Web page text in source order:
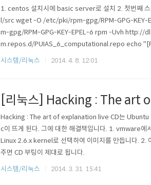
1. centos 설치시에 basic server로 설치 2. 첫번째
l/src wget -O /etc/pki/rpm-gpg/RPM-GPG-
m-gpg/RPM-GPG-KEY-EPEL-6 rpm -Uvh
m.repos.d/PUIAS_6_computational.repo echo
시스템/리눅스
2014. 4. 8. 12:01
[리눅스] Hacking : The art
Hacking : The art of explanation live CD는 Ubuntu
c이 뜨게 된다. 그에 대한 해결책입니다. 1. vmware
Linux 2.6.x kernel로 선택하여 이미지를 만듭니다. 2.
주면 CD 부팅이 제대로 됩니다.
시스템/리눅스
2014. 3. 31. 15:41